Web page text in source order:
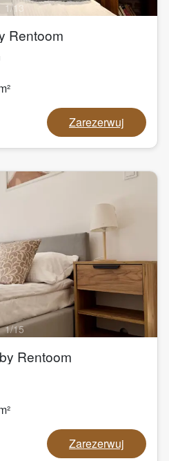
1 /13
Rentoom
Zarezerwuj
1/15
Rentoom
Zarezerwuj